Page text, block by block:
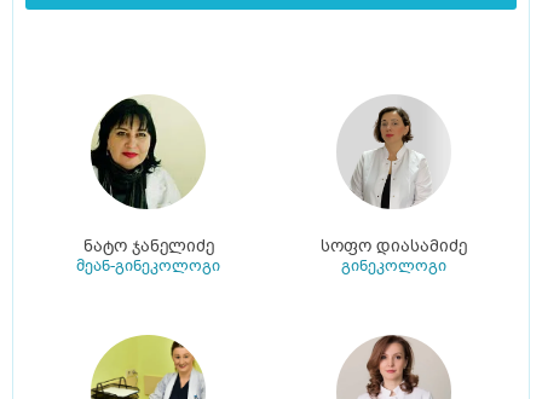
ნატო ჯანელიძე
მეან-გინეკოლოგი
სოფო დიასამიძე
გინეკოლოგი